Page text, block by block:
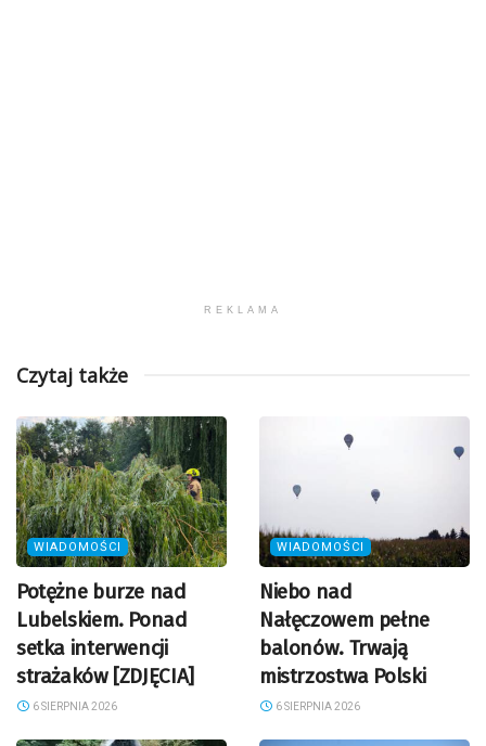
REKLAMA
Czytaj także
WIADOMOŚCI
Potężne burze nad
Lubelskiem. Ponad
setka interwencji
strażaków [ZDJĘCIA]
6 SIERPNIA 2026
WIADOMOŚCI
Niebo nad
Nałęczowem pełne
balonów. Trwają
mistrzostwa Polski
6 SIERPNIA 2026